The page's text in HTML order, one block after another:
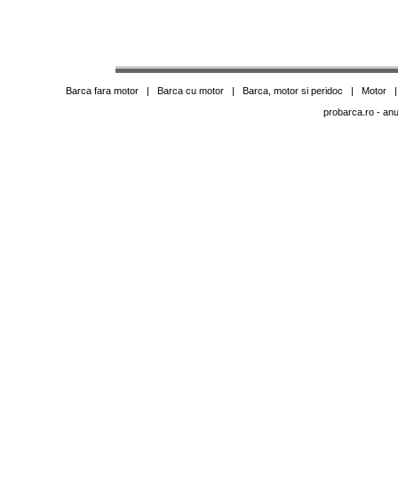
Barca fara motor| Barca cu motor| Barca, motor si peridoc | Motor
probarca.ro-